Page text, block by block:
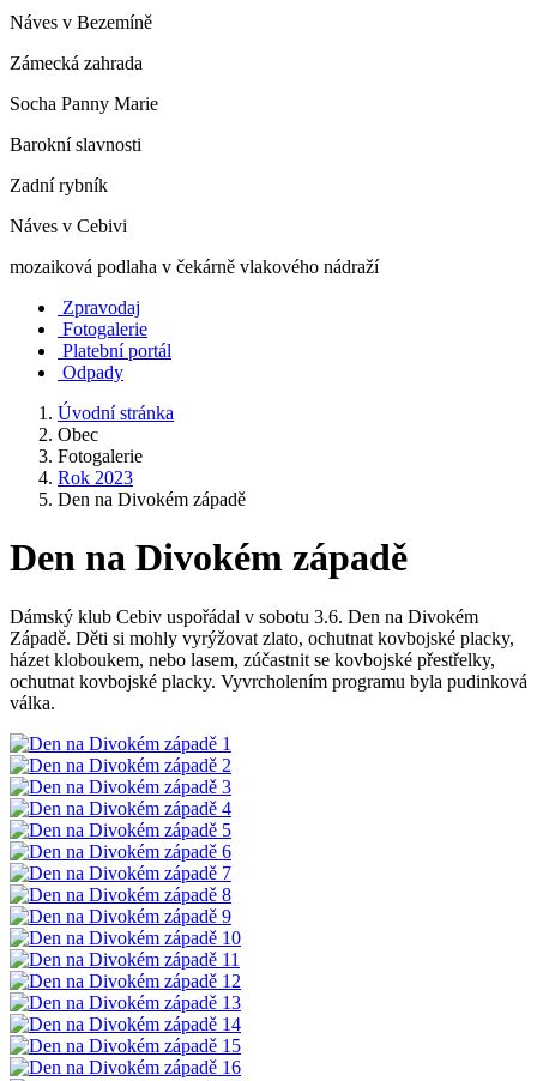
Náves v Bezemíně
Zámecká zahrada
Socha Panny Marie
Barokní slavnosti
Zadní rybník
Náves v Cebivi
mozaiková podlaha v čekárně vlakového nádraží
Zpravodaj
Fotogalerie
Platební portál
Odpady
Úvodní stránka
Obec
Fotogalerie
Rok 2023
Den na Divokém západě
Den na Divokém západě
Dámský klub Cebiv uspořádal v sobotu 3.6. Den na Divokém
Západě. Děti si mohly vyrýžovat zlato, ochutnat kovbojské placky,
házet kloboukem, nebo lasem, zúčastnit se kovbojské přestřelky,
ochutnat kovbojské placky. Vyvrcholením programu byla pudinková
válka.